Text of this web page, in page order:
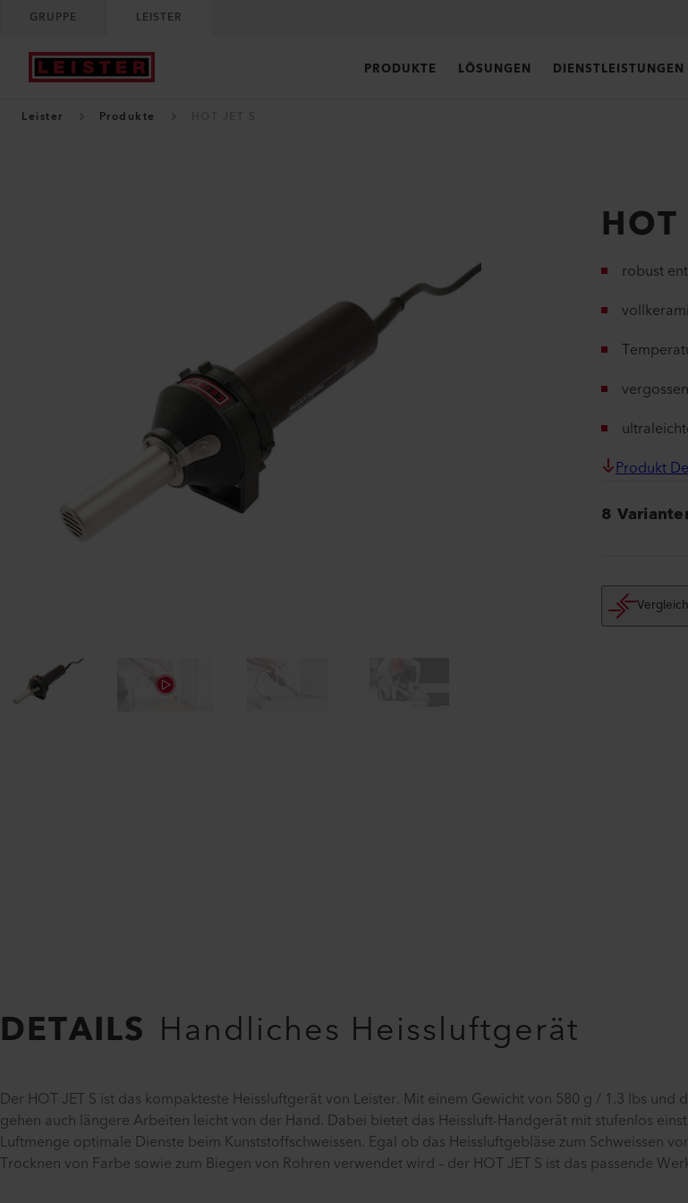
GRUPPE LEISTER
PRODUKTE LÖSUNGEN DIENSTLEISTUNGEN
Leister Produkte
HOT
robust
Produkt
8
DETAILS Handliches Heissluftgerät
Der HOT JET S ist das kompakteste Heissluftgerät von Leister. Mit einem Gewicht von 580 g / 1.3 lbs
gehen auch längere Arbeiten leicht von der Hand. Dabei bietet das Heissluft-Handgerät mit stufenlos
Luftmenge optimale Dienste beim Kunststoffschweissen. Egal ob das Heissluftgebläse zum Schweissen
Trocknen von Farbe sowie zum Biegen von Rohren verwendet wird – der HOT JET S ist das passende